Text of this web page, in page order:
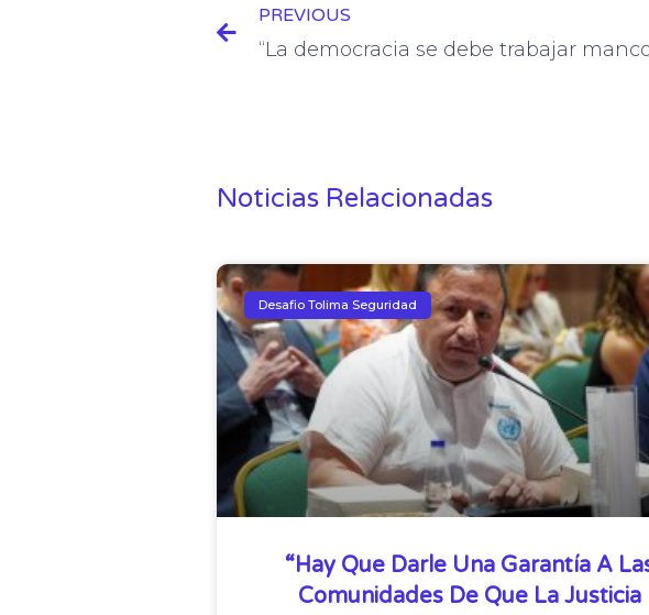
PREVIOUS
Noticias Relacionadas
Desafio Tolima Seguridad
“Hay Que Darle Una Garantía A
Comunidades De Que La Justicia